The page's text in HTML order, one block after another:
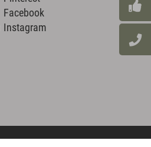
Facebook
Instagram